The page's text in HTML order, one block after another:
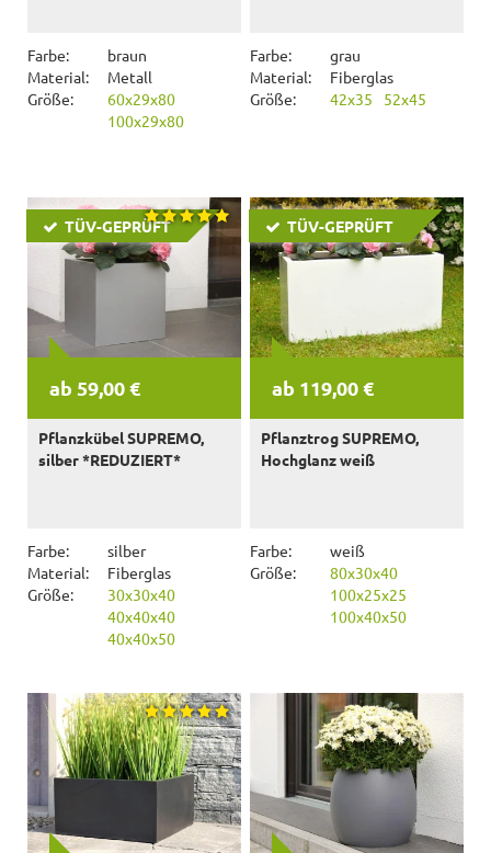
Farbe:
braun
Material:
Metall
Größe:
60x29x80
100x29x80
Farbe:
grau
Material:
Fiberglas
Größe:
42x35 52x45
TÜV-GEPRÜFT
ab 59,00 €
Pflanzkübel SUPREMO,
silber *REDUZIERT*
Farbe:
silber
Material:
Fiberglas
Größe:
30x30x40
40x40x40
40x40x50
TÜV-GEPRÜFT
ab 119,00 €
Pflanztrog SUPREMO,
Hochglanz weiß
Farbe:
weiß
Größe:
80x30x40
100x25x25
100x40x50